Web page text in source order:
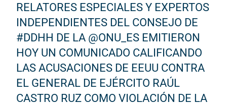
RELATORES ESPECIALES Y EXPERTOS
INDEPENDIENTES DEL CONSEJO DE
#DDHH DE LA @ONU_ES EMITIERON
HOY UN COMUNICADO CALIFICANDO
LAS ACUSACIONES DE EEUU CONTRA
EL GENERAL DE EJÉRCITO RAÚL
CASTRO RUZ COMO VIOLACIÓN DE LA